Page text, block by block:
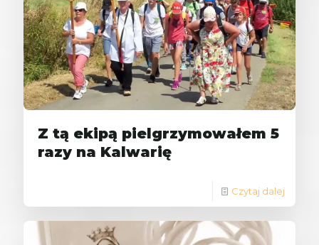
Z tą ekipą pielgrzymowałem 5
razy na Kalwarię
Czytaj dalej